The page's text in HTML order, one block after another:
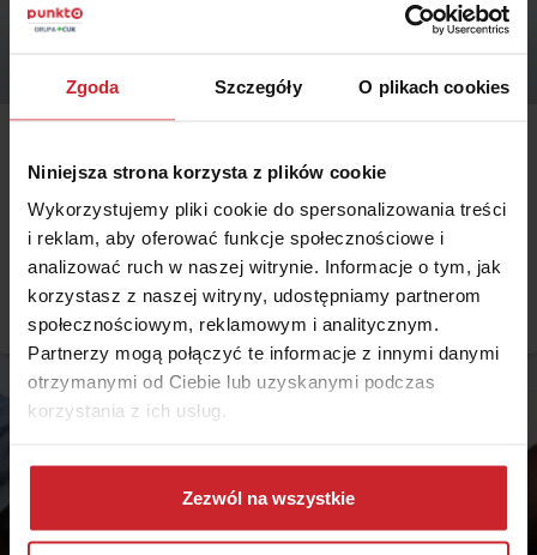
Zgoda Szczegóły O plikach cookies
Niniejsza strona korzysta z plików cookie
Wykorzystujemy pliki cookie do spersonalizowania treści
i reklam, aby oferować funkcje społecznościowe i
analizować ruch w naszej witrynie. Informacje o tym, jak
korzystasz z naszej witryny, udostępniamy partnerom
społecznościowym, reklamowym i analitycznym.
Partnerzy mogą połączyć te informacje z innymi danymi
otrzymanymi od Ciebie lub uzyskanymi podczas
korzystania z ich usług.
Dowiedz się więcej na temat tego, kim jesteśmy, jak
można się z nami skontaktować i w jaki sposób
przetwarzamy dane osobowe w ramachPolityki
Zezwól na wszystkie
Reguła proporcjonalności to zasada, która ma zastosowanie przy
tzw. niedoubezpieczeniu. Reguła ta ma niekorzystny wpływ na
wartość wypłacanego odszkodowania, jednak jest to jasno określone
podczas podpisywania umowy danej polisy. Osoba nabywająca
ubezpieczenie, która chce skorzystać z takiego rodzaju wyjątku od
zasady, jest o tym poinformowana i w pełni świadoma.
Czytaj więcej